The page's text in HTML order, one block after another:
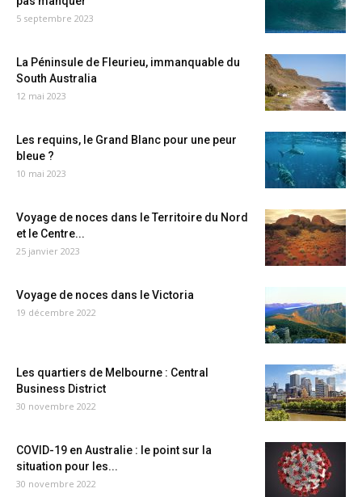
5 septembre 2023
La Péninsule de Fleurieu, immanquable du
South Australia
12 mai 2023
Les requins, le Grand Blanc pour une peur
bleue ?
10 mai 2023
Voyage de noces dans le Territoire du Nord
et le Centre...
25 janvier 2023
Voyage de noces dans le Victoria
19 décembre 2022
Les quartiers de Melbourne : Central
Business District
30 novembre 2022
COVID-19 en Australie : le point sur la
situation pour les...
30 novembre 2022